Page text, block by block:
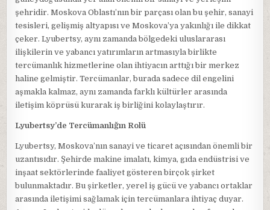
şehridir. Moskova Oblastı’nın bir parçası olan bu şehir, sanayi
tesisleri, gelişmiş altyapısı ve Moskova’ya yakınlığı ile dikkat
çeker. Lyubertsy, aynı zamanda bölgedeki uluslararası
ilişkilerin ve yabancı yatırımların artmasıyla birlikte
tercümanlık hizmetlerine olan ihtiyacın arttığı bir merkez
haline gelmiştir. Tercümanlar, burada sadece dil engelini
aşmakla kalmaz, aynı zamanda farklı kültürler arasında
iletişim köprüsü kurarak iş birliğini kolaylaştırır.
Lyubertsy’de Tercümanlığın Rolü
Lyubertsy, Moskova’nın sanayi ve ticaret açısından önemli bir
uzantısıdır. Şehirde makine imalatı, kimya, gıda endüstrisi ve
inşaat sektörlerinde faaliyet gösteren birçok şirket
bulunmaktadır. Bu şirketler, yerel iş gücü ve yabancı ortaklar
arasında iletişimi sağlamak için tercümanlara ihtiyaç duyar.